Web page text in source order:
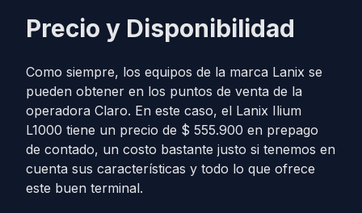
Precio y Disponibilidad
Como siempre, los equipos de la marca Lanix se
pueden obtener en los puntos de venta de la
operadora Claro. En este caso, el Lanix Ilium
L1000 tiene un precio de $ 555.900 en prepago
de contado, un costo bastante justo si tenemos en
cuenta sus características y todo lo que ofrece
este buen terminal.